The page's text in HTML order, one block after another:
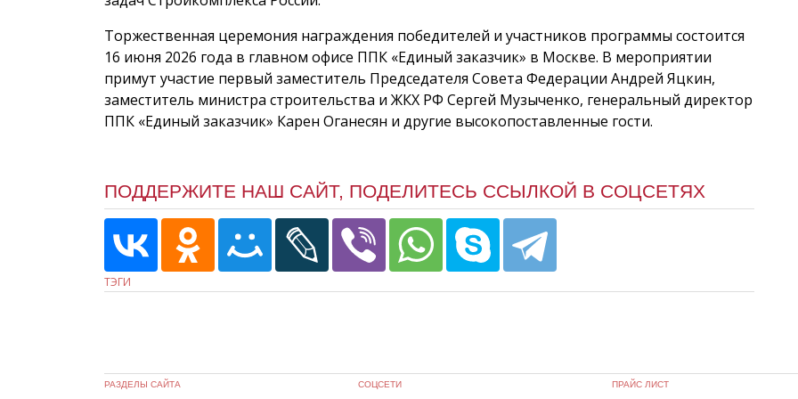
Торжественная церемония награждения победителей и участников программы состоится
16 июня 2026 года в главном офисе ППК «Единый заказчик» в Москве. В мероприятии
примут участие первый заместитель Председателя Совета Федерации Андрей Яцкин,
заместитель министра строительства и ЖКХ РФ Сергей Музыченко, генеральный директор
ППК «Единый заказчик» Карен Оганесян и другие высокопоставленные гости.
ПОДДЕРЖИТЕ НАШ САЙТ, ПОДЕЛИТЕСЬ ССЫЛКОЙ В СОЦСЕТЯХ
ТЭГИ
РАЗДЕЛЫ САЙТА СОЦСЕТИ ПРАЙС ЛИСТ